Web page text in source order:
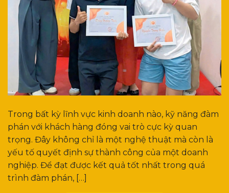
Trong bất kỳ lĩnh vực kinh doanh nào, kỹ năng đàm
phán với khách hàng đóng vai trò cực kỳ quan
trọng. Đây không chỉ là một nghệ thuật mà còn là
yếu tố quyết định sự thành công của một doanh
nghiệp. Để đạt được kết quả tốt nhất trong quá
trình đàm phán, […]